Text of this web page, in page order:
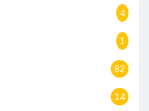
4
1
82
14